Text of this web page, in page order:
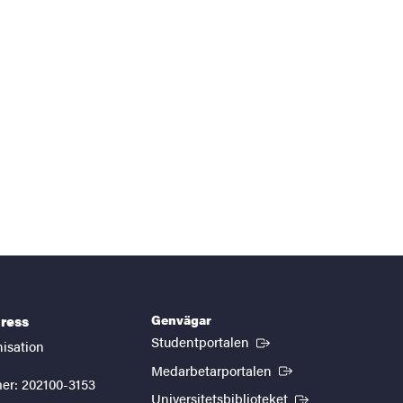
202100-3153
Genvägar
Studentportalen (Extern länk)
Medarbetarportalen (Extern länk)
Universitetsbiblioteket (Extern länk)